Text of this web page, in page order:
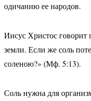
одичанию ее народов.
Иисус Христос говорит
земли. Если же соль
соленою?» (Мф. 5:13).
Соль нужна для